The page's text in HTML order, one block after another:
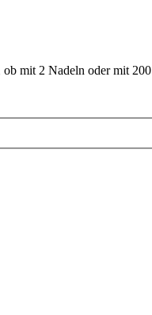
mit 2 Nadeln oder mit 200